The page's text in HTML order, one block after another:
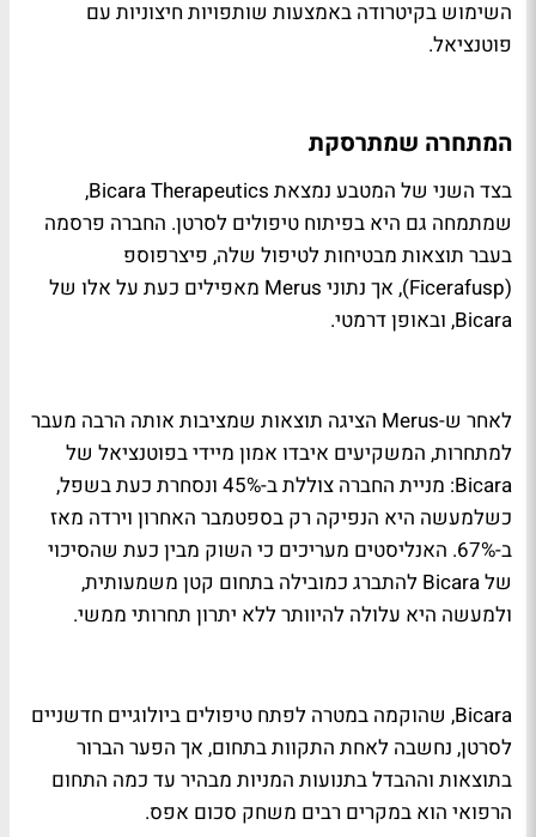
השימוש בקיטרודה באמצעות שותפויות חיצוניות עם
פוטנציאל.
המתחרה שמתרסקת
בצד השני של המטבע נמצאת Bicara Therapeutics,
שמתמחה גם היא בפיתוח טיפולים לסרטן. החברה פרסמה
בעבר תוצאות מבטיחות לטיפול שלה, פיצרפוספ
(Ficerafusp), אך נתוני Merus מאפילים כעת על אלו של
Bicara, ובאופן דרמטי.
לאחר ש-Merus הציגה תוצאות שמציבות אותה הרבה מעבר
למתחרות, המשקיעים איבדו אמון מיידי בפוטנציאל של
Bicara: מניית החברה צוללת ב-45% ונסחרת כעת בשפל,
כשלמעשה היא הנפיקה רק בספטמבר האחרון וירדה מאז
ב-67%. האנליסטים מעריכים כי השוק מבין כעת שהסיכוי
של Bicara להתברג כמובילה בתחום קטן משמעותית,
ולמעשה היא עלולה להיוותר ללא יתרון תחרותי ממשי.
Bicara, שהוקמה במטרה לפתח טיפולים ביולוגיים חדשניים
לסרטן, נחשבה לאחת התקוות בתחום, אך הפער הברור
בתוצאות וההבדל בתנועות המניות מבהיר עד כמה התחום
הרפואי הוא במקרים רבים משחק סכום אפס.